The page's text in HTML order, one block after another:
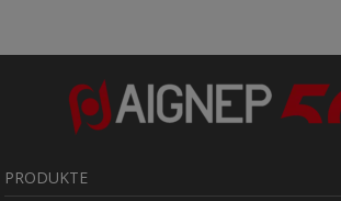
PRODUKTE